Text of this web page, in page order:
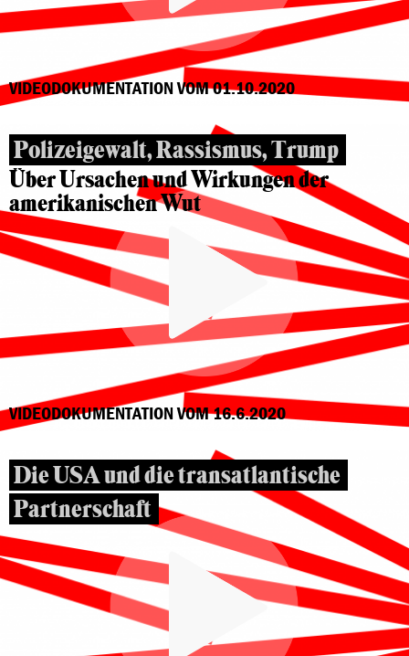
VIDEODOKUMENTATION VOM 01.10.2020
Polizeigewalt, Rassismus, Trump
Über Ursachen und Wirkungen der
amerikanischen Wut
VIDEODOKUMENTATION VOM 16.6.2020
Die USA und die transatlantische
Partnerschaft